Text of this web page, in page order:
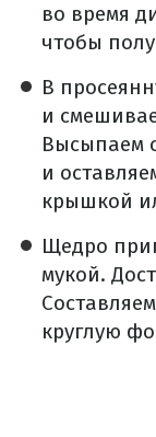
во время
чтобы
В
и
Высыпаем
и
крышкой
Щедро
мукой.
круглую